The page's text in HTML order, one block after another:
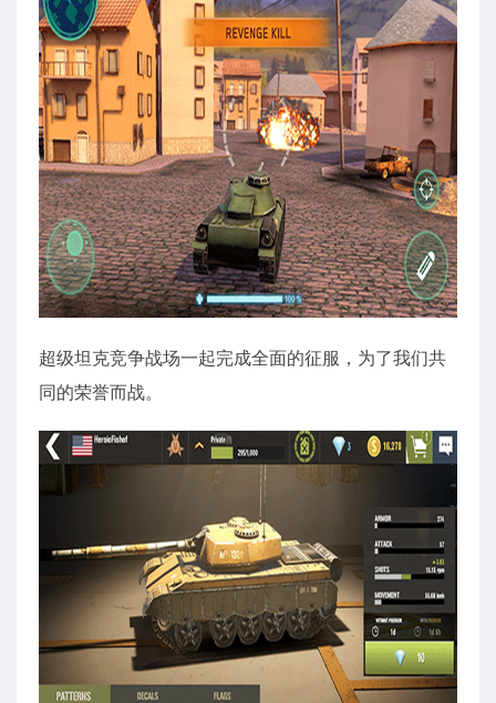
超级坦克竞争战场一起完成全面的征服，为了我们共
同的荣誉而战。